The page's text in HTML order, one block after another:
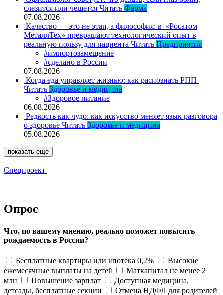
слезится или чешется Читать Фарма
07.08.2026
Качество — это не этап, а философия: в «Росатом
МеталлТех» превращают технологический опыт в
реальную пользу для пациента Читать Предприятия
#импортозамещение
#сделано в России
07.08.2026
Когда еда управляет жизнью: как распознать РПП
Читать Здоровье и медицина
#Здоровое питание
06.08.2026
Редкость как чудо: как искусство меняет язык разговора
о здоровье Читать Здоровье и медицина
05.08.2026
показать еще
Спецпроект
Опрос
Что, по вашему мнению, реально поможет повысить
рождаемость в России?
Бесплатные квартиры или ипотека 0,2%
Высокие
ежемесячные выплаты на детей
Маткапитал не менее 2
млн
Повышение зарплат
Доступная медицина,
детсады, бесплатные секции
Отмена НДФЛ для родителей